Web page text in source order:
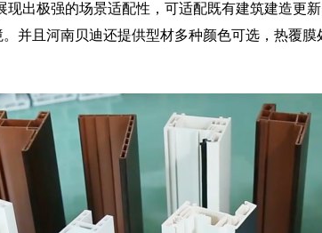
出极强的场景适配性，可适配既有建筑建造更
并且河南贝迪还提供型材多种颜色可选，热覆膜